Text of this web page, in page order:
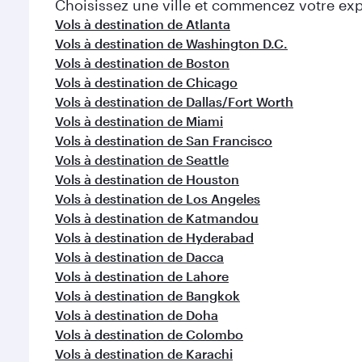
Choisissez une ville et commencez votre
Vols à destination de Atlanta
Vols à destination de Washington D.C.
Vols à destination de Boston
Vols à destination de Chicago
Vols à destination de Dallas/Fort Worth
Vols à destination de Miami
Vols à destination de San Francisco
Vols à destination de Seattle
Vols à destination de Houston
Vols à destination de Los Angeles
Vols à destination de Katmandou
Vols à destination de Hyderabad
Vols à destination de Dacca
Vols à destination de Lahore
Vols à destination de Bangkok
Vols à destination de Doha
Vols à destination de Colombo
Vols à destination de Karachi